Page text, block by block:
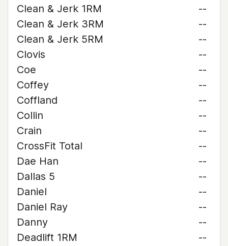
Clean & Jerk 1RM
--
Clean & Jerk 3RM
--
Clean & Jerk 5RM
--
Clovis
--
Coe
--
Coffey
--
Coffland
--
Collin
--
Crain
--
CrossFit Total
--
Dae Han
--
Dallas 5
--
Daniel
--
Daniel Ray
--
Danny
--
Deadlift 1RM
--